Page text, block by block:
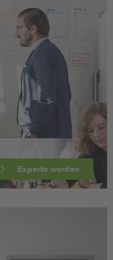
Experte werden